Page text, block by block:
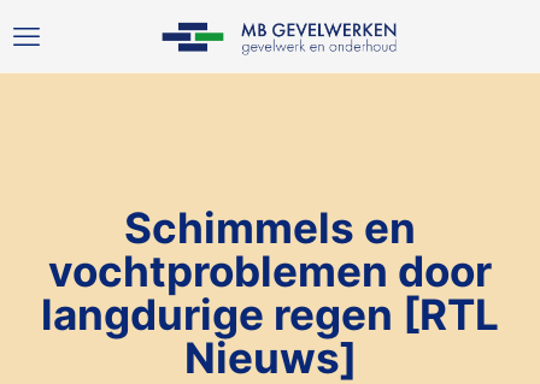
Schimmels en
vochtproblemen door
langdurige regen [RTL
Nieuws]